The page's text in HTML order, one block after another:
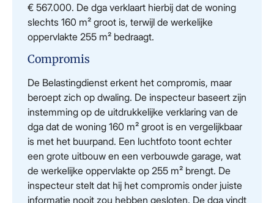
€ 567.000. De dga verklaart hierbij dat de woning
slechts 160 m² groot is, terwijl de werkelijke
oppervlakte 255 m² bedraagt.
Compromis
De Belastingdienst erkent het compromis, maar
beroept zich op dwaling. De inspecteur baseert zijn
instemming op de uitdrukkelijke verklaring van de
dga dat de woning 160 m² groot is en vergelijkbaar
is met het buurpand. Een luchtfoto toont echter
een grote uitbouw en een verbouwde garage, wat
de werkelijke oppervlakte op 255 m² brengt. De
inspecteur stelt dat hij het compromis onder juiste
informatie nooit zou hebben gesloten. De dga vindt